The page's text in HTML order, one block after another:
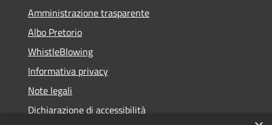
Amministrazione trasparente
Albo Pretorio
WhistleBlowing
Informativa privacy
Note legali
Dichiarazione di accessibilità